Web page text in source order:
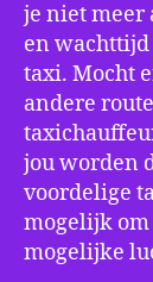
je niet
en wachttijd
taxi. Mocht
andere
jou worden
voordelige
mogelijk om
mogelijke